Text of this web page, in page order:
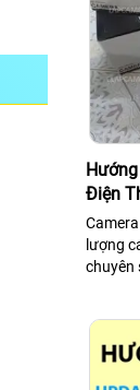
Điện
lượng
chuyên